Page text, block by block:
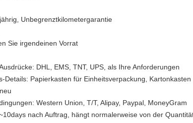
jährig, Unbegrenztkilometergarantie
Sie irgendeinen Vorrat
Ausdrücke: DHL, EMS, TNT, UPS, als Ihre Anforderungen
Details: Papierkasten für Einheitsverpackung,
Western Union, T/T, Alipay, Paypal, MoneyGram
nach Auftrag, hängt normalerweise von der